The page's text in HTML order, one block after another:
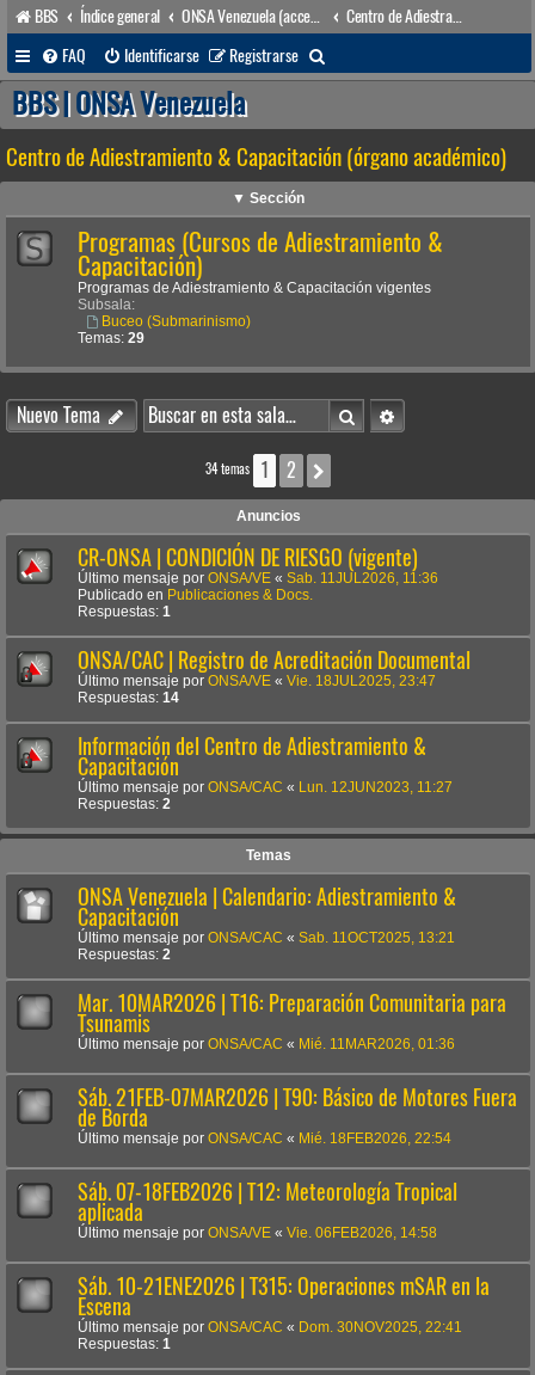
BBS Índice general ONSA Venezuela (acceso público)
Centro de Adiestramiento & Capacitación (órgano académico)
FAQ
Identificarse Registrarse
u
c
a
r
BBS | ONSA Venezuela
Centro de Adiestramiento & Capacitación (órgano académico)
▼ Sección
Programas (Cursos de Adiestramiento &
Capacitación)
Programas de Adiestramiento & Capacitación vigentes
Subsala:
Buceo (Submarinismo)
Temas: 29
Nuevo Tema BuscarBúsqueda avanzada
34 temas 1 2
Anuncios
CR-ONSA | CONDICIÓN DE RIESGO (vigente)
Último mensaje por ONSA/VE « Sab. 11JUL2026, 11:36
Publicado en Publicaciones & Docs.
Respuestas: 1
ONSA/CAC | Registro de Acreditación Documental
Último mensaje por ONSA/VE « Vie. 18JUL2025, 23:47
Respuestas: 14
Información del Centro de Adiestramiento &
Capacitación
Último mensaje por ONSA/CAC «
Lun. 12JUN2023, 11:27
Respuestas: 2
Temas
ONSA Venezuela | Calendario: Adiestramiento &
Capacitación
Último mensaje por ONSA/CAC « Sab. 11OCT2025, 13:21
Respuestas: 2
Mar. 10MAR2026 | T16: Preparación Comunitaria para
Tsunamis
Último mensaje por ONSA/CAC « Mié. 11MAR2026, 01:36
Sáb. 21FEB-07MAR2026 | T90: Básico de Motores Fuera
de Borda
Último mensaje por ONSA/CAC « Mié. 18FEB2026, 22:54
Sáb. 07-18FEB2026 | T12: Meteorología Tropical
aplicada
Último mensaje por ONSA/VE « Vie. 06FEB2026, 14:58
Sáb. 10-21ENE2026 | T315: Operaciones mSAR en la
Escena
Último mensaje por ONSA/CAC « Dom. 30NOV2025, 22:41
Respuestas: 1